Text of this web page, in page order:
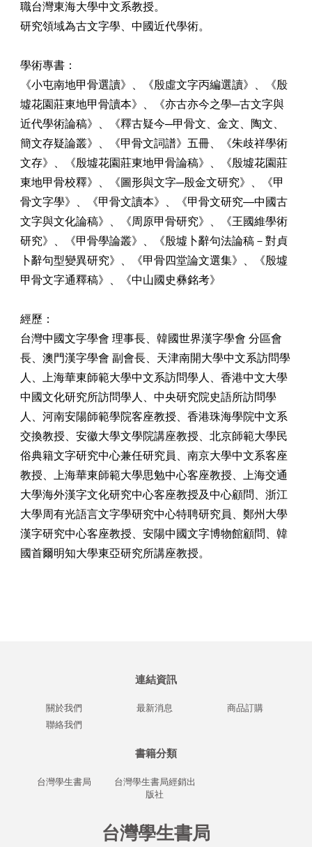
職台灣東海大學中文系教授。
研究領域為古文字學、中國近代學術。
學術專書：
《小屯南地甲骨選讀》、《殷虛文字丙編選讀》、《殷
墟花園莊東地甲骨讀本》、《亦古亦今之學─古文字與
近代學術論稿》、《釋古疑今─甲骨文、金文、陶文、
簡文存疑論叢》、《甲骨文詞譜》五冊、《朱歧祥學術
文存》、《殷墟花園莊東地甲骨論稿》、《殷墟花園莊
東地甲骨校釋》、《圖形與文字─殷金文研究》、《甲
骨文字學》、《甲骨文讀本》、《甲骨文研究—中國古
文字與文化論稿》、《周原甲骨研究》、《王國維學術
研究》、《甲骨學論叢》、《殷墟卜辭句法論稿－對貞
卜辭句型變異研究》、《甲骨四堂論文選集》、《殷墟
甲骨文字通釋稿》、《中山國史彝銘考》
經歷：
台灣中國文字學會 理事長、韓國世界漢字學會 分區會
長、澳門漢字學會 副會長、天津南開大學中文系訪問學
人、上海華東師範大學中文系訪問學人、香港中文大學
中國文化研究所訪問學人、中央研究院史語所訪問學
人、河南安陽師範學院客座教授、香港珠海學院中文系
交換教授、安徽大學文學院講座教授、北京師範大學民
俗典籍文字研究中心兼任研究員、南京大學中文系客座
教授、上海華東師範大學思勉中心客座教授、上海交通
大學海外漢字文化研究中心客座教授及中心顧問、浙江
大學周有光語言文字學研究中心特聘研究員、鄭州大學
漢字研究中心客座教授、安陽中國文字博物館顧問、韓
國首爾明知大學東亞研究所講座教授。
連結資訊
關於我們 最新消息
商品訂購
聯絡我們
書籍分類
台灣學生書局
台灣學生書局經銷出
版社
台灣學生書局